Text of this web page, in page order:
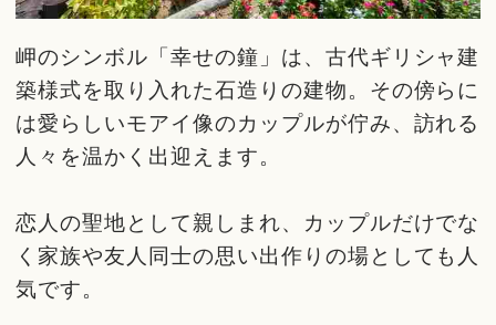
岬のシンボル「幸せの鐘」は、古代ギリシャ建
築様式を取り入れた石造りの建物。その傍らに
は愛らしいモアイ像のカップルが佇み、訪れる
人々を温かく出迎えます。
恋人の聖地として親しまれ、カップルだけでな
く家族や友人同士の思い出作りの場としても人
気です。